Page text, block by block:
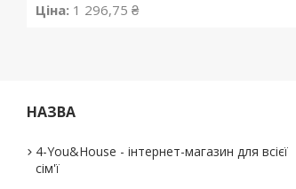
Ціна: 1 296,75 ₴
НАЗВА
4-You&House - інтернет-магазин для всієї
сім'ї